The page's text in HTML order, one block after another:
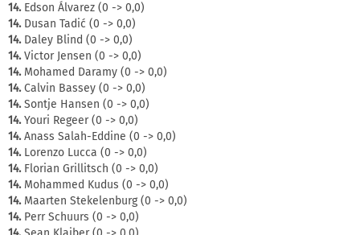
14.Edson Álvarez (0 -> 0,0)
14.Dusan Tadić (0 -> 0,0)
14.Daley Blind (0 -> 0,0)
14.Victor Jensen (0 -> 0,0)
14.Mohamed Daramy (0 -> 0,0)
14.Calvin Bassey (0 -> 0,0)
14.Sontje Hansen (0 -> 0,0)
14.Youri Regeer (0 -> 0,0)
14.Anass Salah-Eddine (0 -> 0,0)
14.Lorenzo Lucca (0 -> 0,0)
14.Florian Grillitsch (0 -> 0,0)
14.Mohammed Kudus (0 -> 0,0)
14.Maarten Stekelenburg (0 -> 0,0)
14.Perr Schuurs (0 -> 0,0)